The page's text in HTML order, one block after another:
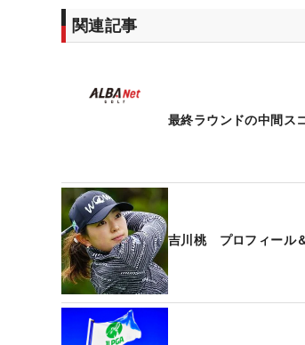
関連記事
最終ラウンドの中間ス
吉川桃 プロフィール